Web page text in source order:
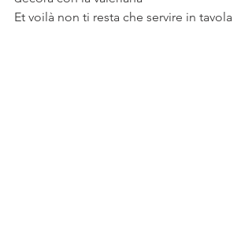
Et voilà non ti resta che servire in tavola